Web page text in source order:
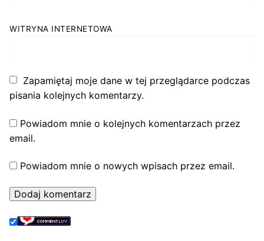
WITRYNA INTERNETOWA
Zapamiętaj moje dane w tej przeglądarce podczas
pisania kolejnych komentarzy.
Powiadom mnie o kolejnych komentarzach przez
email.
Powiadom mnie o nowych wpisach przez email.